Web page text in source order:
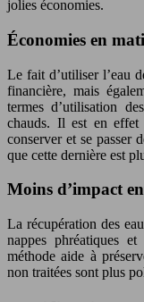
jolies économies.
Économies en
Le fait d’utiliser l’eau
financière, mais
termes d’utilisation
chauds. Il est en
conserver et se passer
que cette dernière est
Moins d’impact
La récupération des
nappes phréatiques
méthode aide à
non traitées sont plus